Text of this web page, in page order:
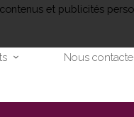
et publicités
Nous